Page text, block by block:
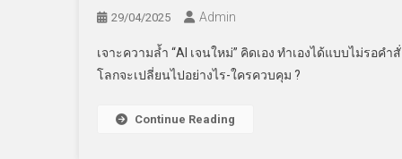
29/04/2025 Admin
เจาะความล้ำ “AI เจนใหม่” คิดเอง ทำเองได้แบบไม่รอคำ
โลกจะเปลี่ยนไปอย่างไร-ใครควบคุม ?
Continue Reading